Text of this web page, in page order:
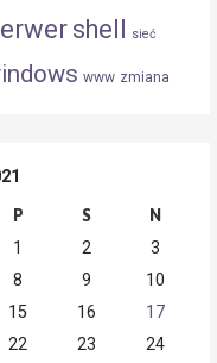
shell sieć
www zmiana
P S N
1 2
3
8 9
10
15 16
17
22 23
24